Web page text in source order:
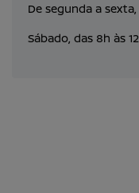
De segunda a sexta,
Sábado, das 8h às